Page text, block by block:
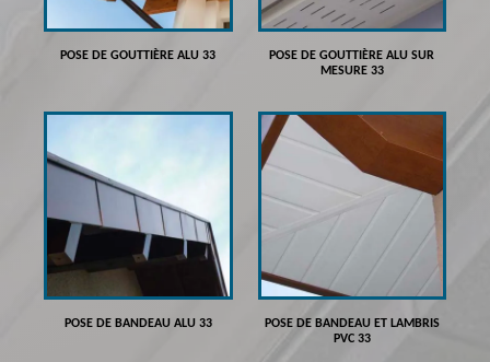
POSE DE GOUTTIÈRE ALU 33
POSE DE GOUTTIÈRE ALU SUR
MESURE 33
POSE DE BANDEAU ALU 33
POSE DE BANDEAU ET LAMBRIS
PVC 33